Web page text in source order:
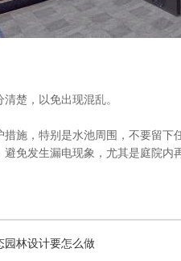
楚，以免出现混乱。
，特别是水池周围，不要留下任
发生漏电现象，尤其是庭院内
园林设计要怎么做